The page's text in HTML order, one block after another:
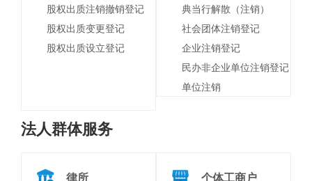
股权出质注销撤销登记
股权出质变更登记
股权出质设立登记
典当行解散（注销）
社会团体注销登记
企业注销登记
民办非企业单位注销登记
单位注销
法人群体服务
律所 个体工商户